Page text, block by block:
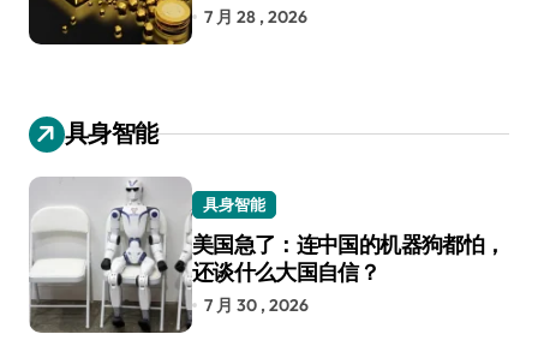
7 月 28 , 2026
具身智能
具身智能
美国急了：连中国的机器狗都怕，
还谈什么大国自信？
7 月 30 , 2026